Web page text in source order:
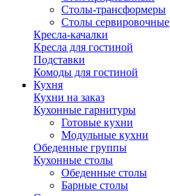
Столы-трансформеры
Столы сервировочные
Кресла-качалки
Кресла для гостиной
Подставки
Комоды для гостиной
Кухня
Кухни на заказ
Кухонные гарнитуры
Готовые кухни
Модульные кухни
Обеденные группы
Кухонные столы
Обеденные столы
Барные столы